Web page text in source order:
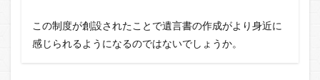
この制度が創設されたことで遺言書の作成がより身近に
感じられるようになるのではないでしょうか。